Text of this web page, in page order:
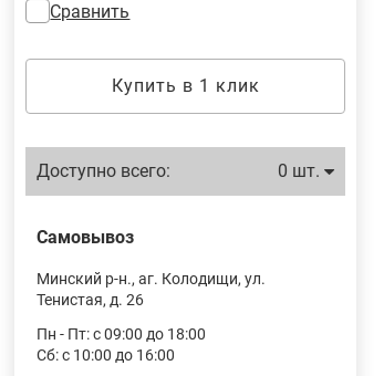
Сравнить
Купить в 1 клик
Доступно всего: 0 шт.
Самовывоз
Минский р-н., аг. Колодищи, ул.
Тенистая, д. 26
Пн - Пт: с 09:00 до 18:00
Сб: с 10:00 до 16:00